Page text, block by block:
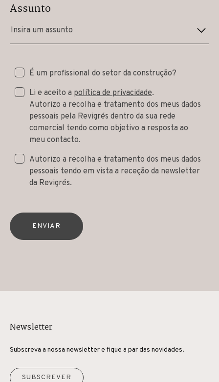
Assunto
Insira um assunto
É um profissional do setor da construção?
Li e aceito a política de privacidade.
Autorizo a recolha e tratamento dos meus dados
pessoais pela Revigrés dentro da sua rede
comercial tendo como objetivo a resposta ao
meu contacto.
Autorizo a recolha e tratamento dos meus dados
pessoais tendo em vista a receção da newsletter
da Revigrés.
ENVIAR
Newsletter
Subscreva a nossa newsletter e fique a par das novidades.
SUBSCREVER